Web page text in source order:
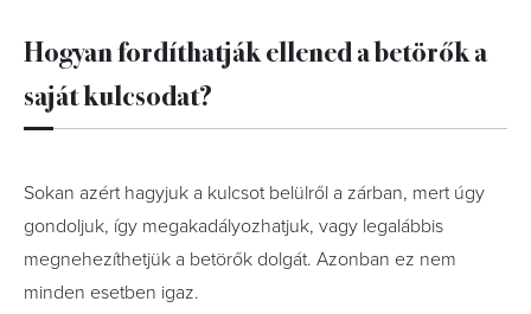
Hogyan fordíthatják ellened a betörők a
saját kulcsodat?
Sokan azért hagyjuk a kulcsot belülről a zárban, mert úgy
gondoljuk, így megakadályozhatjuk, vagy legalábbis
megnehezíthetjük a betörők dolgát. Azonban ez nem
minden esetben igaz.